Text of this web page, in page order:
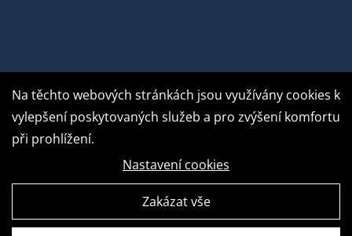
GDPR Ready
Na těchto webových stránkách jsou využívány cookies k
vylepšení poskytovaných služeb a pro zvýšení komfortu
při prohlížení.
Nastavení cookies
Zakázat vše